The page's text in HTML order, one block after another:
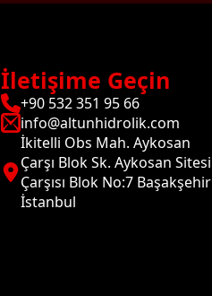
İletişime Geçin
+90 532 351 95 66
info@altunhidrolik.com
İkitelli Obs Mah. Aykosan
Çarşı Blok Sk. Aykosan Sitesi
Çarşısı Blok No:7 Başakşehir
İstanbul